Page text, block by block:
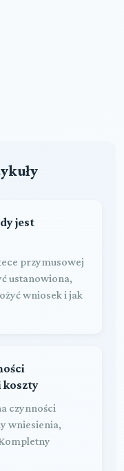
jest
przymusowej
ustanowiona,
wniosek i jak
koszty
czynności
wniesienia,